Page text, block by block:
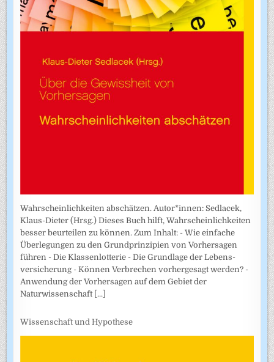
Wahrscheinlichkeiten abschätzen. Autor*innen: Sedlacek,
Klaus-Dieter (Hrsg.) Dieses Buch hilft, Wahrscheinlichkeiten
besser beurteilen zu können. Zum Inhalt: - Wie einfache
Überlegungen zu den Grundprinzipien von Vorhersagen
führen - Die Klassenlotterie - Die Grundlage der Lebens­
versicherung - Können Verbrechen vorhergesagt werden? -
Anwendung der Vorhersagen auf dem Gebiet der
Naturwissenschaft [...]
Wissenschaft und Hypothese